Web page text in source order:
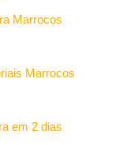
Marrocos
Marrocos
em 2 dias